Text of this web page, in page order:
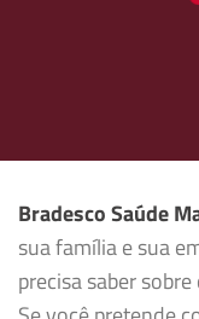
Bradesco Saúde
sua família e sua
precisa saber